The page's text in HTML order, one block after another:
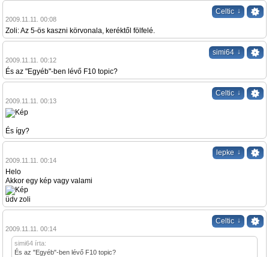
Celtic ↓
2009.11.11. 00:08
Zoli: Az 5-ös kaszni körvonala, keréktől fölfelé.
simi64 ↓
2009.11.11. 00:12
És az "Egyéb"-ben lévő F10 topic?
Celtic ↓
2009.11.11. 00:13
És így?
lepke ↓
2009.11.11. 00:14
Helo
Akkor egy kép vagy valami
üdv zoli
Celtic ↓
2009.11.11. 00:14
simi64 írta:
És az "Egyéb"-ben lévő F10 topic?